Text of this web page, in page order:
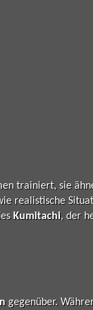
trainiert, sie
realistische
Kumitachi, der
gegenüber.